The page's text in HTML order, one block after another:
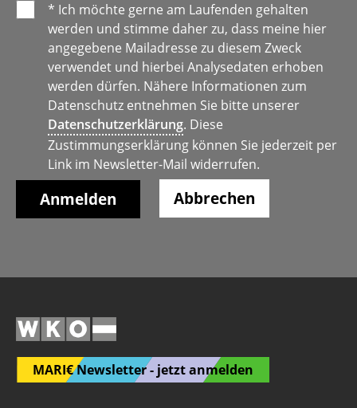
* Ich möchte gerne am Laufenden gehalten
werden und stimme daher zu, dass meine hier
angegebene Mailadresse zu diesem Zweck
verwendet und hierbei Analysedaten erhoben
werden dürfen. Nähere Informationen zum
Datenschutz entnehmen Sie bitte unserer
Datenschutzerklärung. Diese
Zustimmungserklärung können Sie jederzeit per
Link im Newsletter-Mail widerrufen.
Abbrechen
MARI€ Newsletter - jetzt anmelden